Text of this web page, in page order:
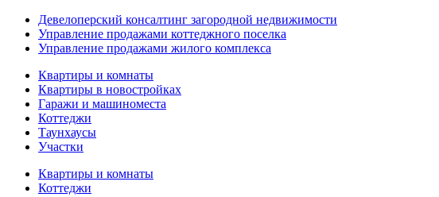
Девелоперский консалтинг загородной недвижимости
Управление продажами коттеджного поселка
Управление продажами жилого комплекса
Квартиры и комнаты
Квартиры в новостройках
Гаражи и машиноместа
Коттеджи
Таунхаусы
Участки
Квартиры и комнаты
Коттеджи